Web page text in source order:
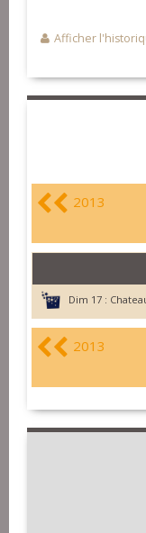
Afficher
2013
Dim 17 :
2013